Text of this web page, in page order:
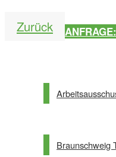
Zurück
Braunschweig